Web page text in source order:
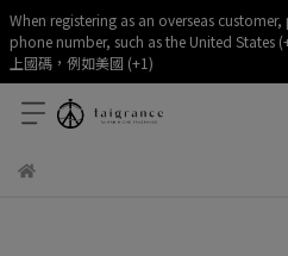
When registering as an overseas
phone number, such as the United States
上國碼，例如美國 (+1)